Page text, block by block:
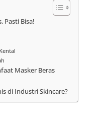
Pasti Bisa!
Masker Beras
di Industri Skincare?